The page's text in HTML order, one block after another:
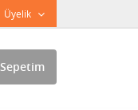
Üyelik
Sepetim